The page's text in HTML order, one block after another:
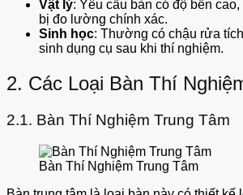
Vật lý: Yêu cầu bàn có độ bền
bị đo lường chính xác.
Sinh học: Thường có chậu rửa
sinh dụng cụ sau khi thí nghiệm.
2. Các Loại Bàn Thí
2.1. Bàn Thí Nghiệm Trung Tâm
Bàn Thí Nghiệm Trung Tâm